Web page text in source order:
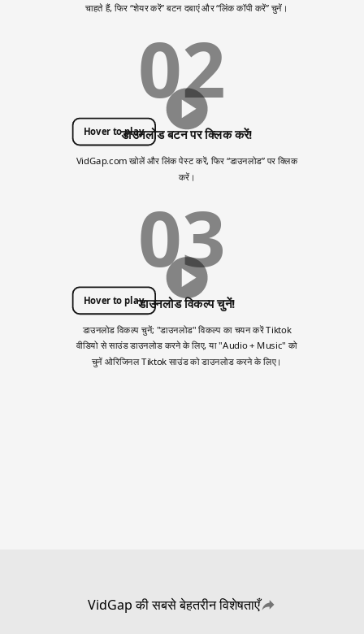
चाहते हैं, फिर “शेयर करें” बटन दबाएं और “लिंक कॉपी करें” चुनें।
02
Hover to playडाउनलोड बटन पर क्लिक करें!
VidGap.com खोलें और लिंक पेस्ट करें, फिर “डाउनलोड” पर क्लिक
करें।
03
Hover to playडाउनलोड विकल्प चुनें!
डाउनलोड विकल्प चुनें; "डाउनलोड" विकल्प का चयन करें Tiktok
वीडियो से साउंड डाउनलोड करने के लिए, या "Audio + Music" को
चुनें ओरिजिनल Tiktok साउंड को डाउनलोड करने के लिए।
VidGap की सबसे बेहतरीन विशेषताएँ